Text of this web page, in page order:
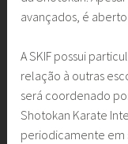
avançados, é
A SKIF possui
relação à outras
será coordenado
Shotokan Karate
periodicamente em